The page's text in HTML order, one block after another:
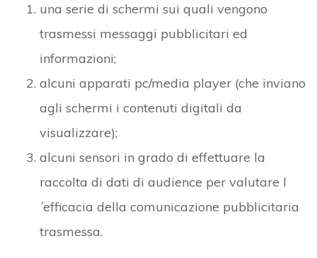
una serie di schermi sui quali vengono
trasmessi messaggi pubblicitari ed
informazioni;
alcuni apparati pc/media player (che inviano
agli schermi i contenuti digitali da
visualizzare);
alcuni sensori in grado di effettuare la
raccolta di dati di audience per valutare l
´efficacia della comunicazione pubblicitaria
trasmessa.